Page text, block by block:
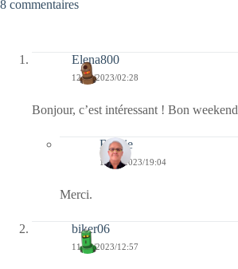
8 commentaires
Elena800
12/05/2023/02:28
Bonjour, c’est intéressant ! Bon weekend
Bernie
12/05/2023/19:04
Merci.
biker06
11/05/2023/12:57